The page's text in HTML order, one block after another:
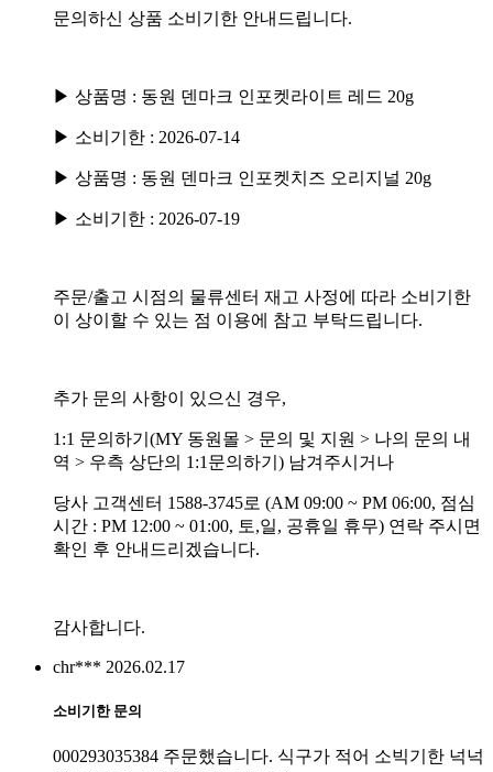
문의하신 상품 소비기한 안내드립니다.
▶ 상품명 : 동원 덴마크 인포켓라이트 레드 20g
▶ 소비기한 : 2026-07-14
▶ 상품명 : 동원 덴마크 인포켓치즈 오리지널 20g
▶ 소비기한 : 2026-07-19
주문/출고 시점의 물류센터 재고 사정에 따라 소비기한
이 상이할 수 있는 점 이용에 참고 부탁드립니다.
추가 문의 사항이 있으신 경우,
1:1 문의하기(MY 동원몰 > 문의 및 지원 > 나의 문의 내
역 > 우측 상단의 1:1문의하기) 남겨주시거나
당사 고객센터 1588-3745로 (AM 09:00 ~ PM 06:00, 점심
시간 : PM 12:00 ~ 01:00, 토,일, 공휴일 휴무) 연락 주시면
확인 후 안내드리겠습니다.
감사합니다.
chr*** 2026.02.17
소비기한 문의
000293035384 주문했습니다. 식구가 적어 소빅기한 넉넉